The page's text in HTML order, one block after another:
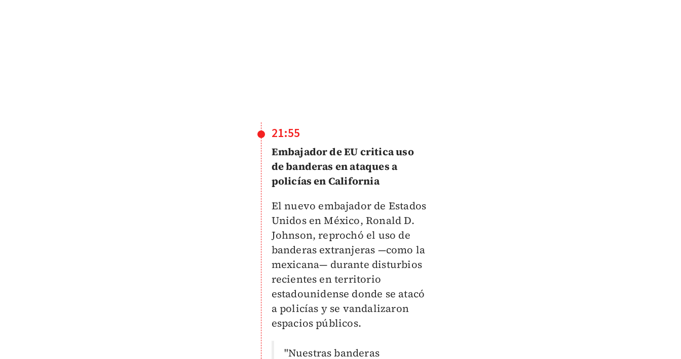
21:55
Embajador de EU critica uso
de banderas en ataques a
policías en California
El nuevo embajador de Estados
Unidos en México, Ronald D.
Johnson, reprochó el uso de
banderas extranjeras —como la
mexicana— durante disturbios
recientes en territorio
estadounidense donde se atacó
a policías y se vandalizaron
espacios públicos.
"Nuestras banderas